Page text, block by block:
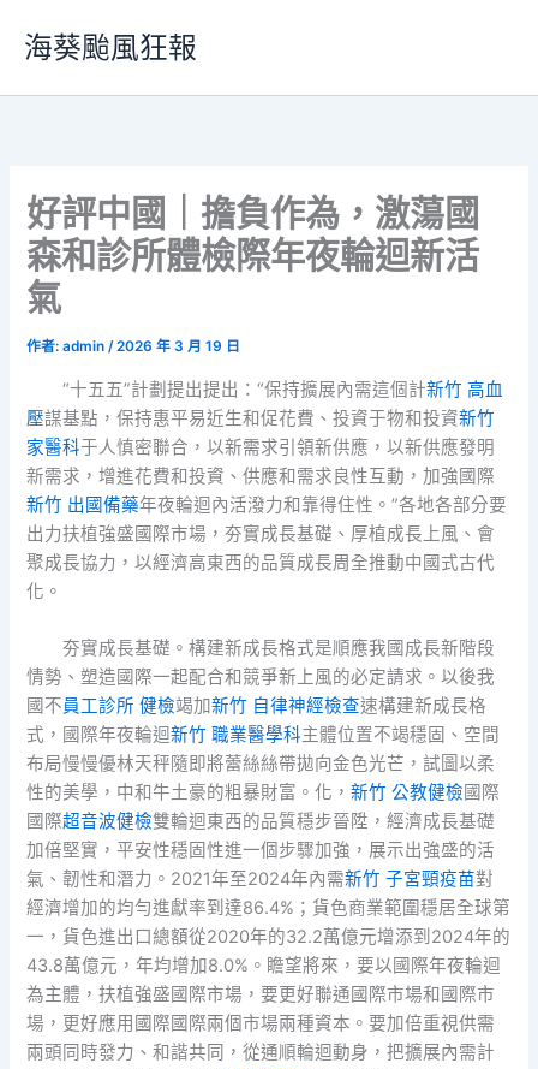
要
海葵颱風狂報
好評中國｜擔負作為，激蕩國
森和診所體檢際年夜輪迴新活
氣
作者:admin/2026 年 3 月 19 日
“十五五”計劃提出提出：“保持擴展內需這個計新竹 高血
壓謀基點，保持惠平易近生和促花費、投資于物和投資新竹
家醫科于人慎密聯合，以新需求引領新供應，以新供應發明
新需求，增進花費和投資、供應和需求良性互動，加強國際
新竹 出國備藥年夜輪迴內活潑力和靠得住性。”各地各部分要
出力扶植強盛國際市場，夯實成長基礎、厚植成長上風、會
聚成長協力，以經濟高東西的品質成長周全推動中國式古代
化。
夯實成長基礎。構建新成長格式是順應我國成長新階段
情勢、塑造國際一起配合和競爭新上風的必定請求。以後我
國不員工診所 健檢竭加新竹 自律神經檢查速構建新成長格
式，國際年夜輪迴新竹 職業醫學科主體位置不竭穩固、空間
布局慢慢優林天秤隨即將蕾絲絲帶拋向金色光芒，試圖以柔
性的美學，中和牛土豪的粗暴財富。化，新竹 公教健檢國際
國際超音波健檢雙輪迴東西的品質穩步晉陞，經濟成長基礎
加倍堅實，平安性穩固性進一個步驟加強，展示出強盛的活
氣、韌性和潛力。2021年至2024年內需新竹 子宮頸疫苗對
經濟增加的均勻進獻率到達86.4%；貨色商業範圍穩居全球第
一，貨色進出口總額從2020年的32.2萬億元增添到2024年的
43.8萬億元，年均增加8.0%。瞻望將來，要以國際年夜輪迴
為主體，扶植強盛國際市場，要更好聯通國際市場和國際市
場，更好應用國際國際兩個市場兩種資本。要加倍重視供需
兩頭同時發力、和諧共同，從通順輪迴動身，把擴展內需計